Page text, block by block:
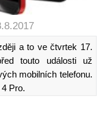
a to ve čtvrtek 17.
touto události už
mobilních telefonu.
Pro.